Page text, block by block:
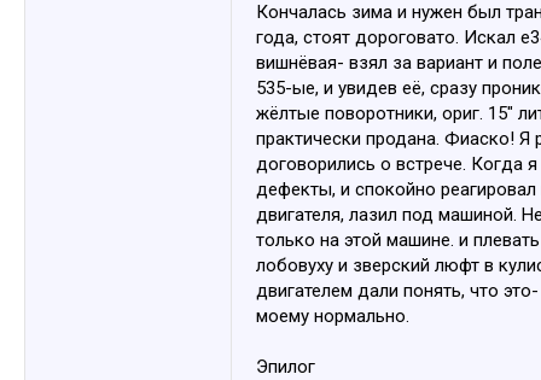
Кончалась зима и нужен был
года, стоят дороговато. Искал
вишнёвая- взял за вариант и
535-ые, и увидев её, сразу
жёлтые поворотники, ориг. 15"
практически продана. Фиаско! Я
договорились о встрече. Когда
дефекты, и спокойно
двигателя, лазил под машиной.
только на этой машине. и
лобовуху и зверский люфт в
двигателем дали понять, что
моему нормально.
Эпилог